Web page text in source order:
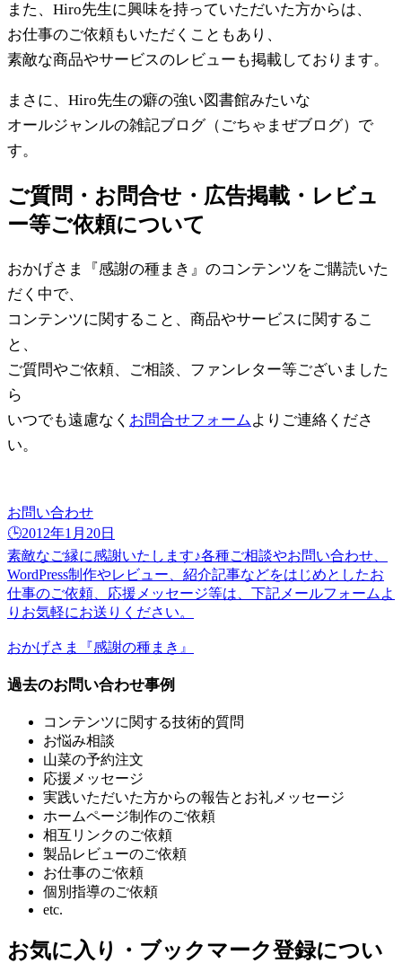
また、Hiro先生に興味を持っていただいた方からは、
お仕事のご依頼もいただくこともあり、
素敵な商品やサービスのレビューも掲載しております。
まさに、Hiro先生の癖の強い図書館みたいな
オールジャンルの雑記ブログ（ごちゃまぜブログ）で
す。
ご質問・お問合せ・広告掲載・レビュ
ー等ご依頼について
おかげさま『感謝の種まき』のコンテンツをご購読いた
だく中で、
コンテンツに関すること、商品やサービスに関するこ
と、
ご質問やご依頼、ご相談、ファンレター等ございました
ら
いつでも遠慮なく お問合せフォームよりご連絡くださ
い。
お問い合わせ
🕒️2012年1月20日
素敵なご縁に感謝いたします♪各種ご相談やお問い合わせ、
WordPress制作やレビュー、紹介記事などをはじめとしたお
仕事のご依頼、応援メッセージ等は、下記メールフォームよ
りお気軽にお送りください。
おかげさま『感謝の種まき』
過去のお問い合わせ事例
コンテンツに関する技術的質問
お悩み相談
山菜の予約注文
応援メッセージ
実践いただいた方からの報告とお礼メッセージ
ホームページ制作のご依頼
相互リンクのご依頼
製品レビューのご依頼
お仕事のご依頼
個別指導のご依頼
etc.
お気に入り・ブックマーク登録につい